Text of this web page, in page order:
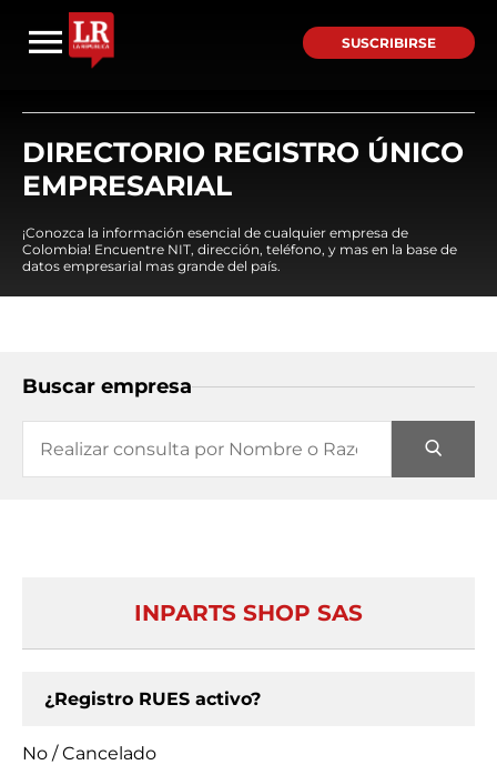
SUSCRIBIRSE
DIRECTORIO REGISTRO ÚNICO
EMPRESARIAL
¡Conozca la información esencial de cualquier empresa de
Colombia! Encuentre NIT, dirección, teléfono, y mas en la base de
datos empresarial mas grande del país.
Buscar empresa
INPARTS SHOP SAS
¿Registro RUES activo?
No / Cancelado